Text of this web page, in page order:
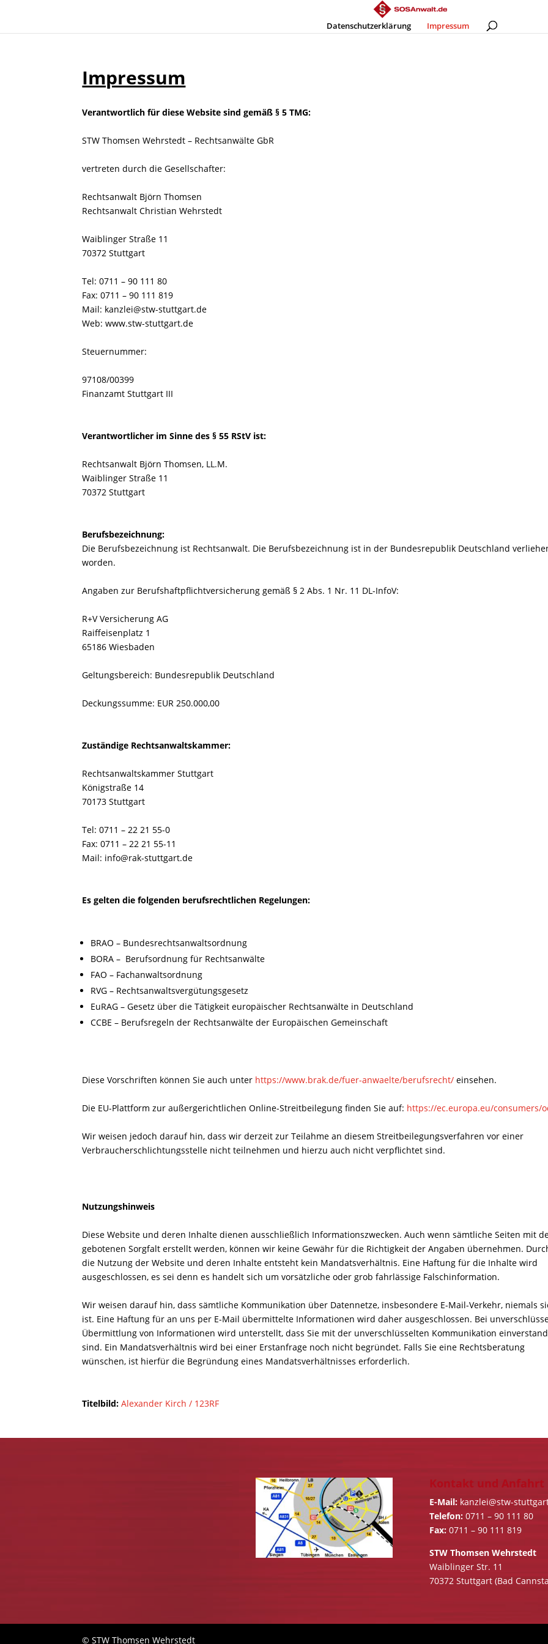
Datenschutzerklärung Impressum
Impressum
Verantwortlich für diese Website sind gemäß § 5 TMG:
STW Thomsen Wehrstedt – Rechtsanwälte GbR
vertreten durch die Gesellschafter:
Rechtsanwalt Björn Thomsen
Rechtsanwalt Christian Wehrstedt
Waiblinger Straße 11
70372 Stuttgart
Tel: 0711 – 90 111 80
Fax: 0711 – 90 111 819
Mail: kanzlei@stw-stuttgart.de
Web: www.stw-stuttgart.de
Steuernummer:
97108/00399
Finanzamt Stuttgart III
Verantwortlicher im Sinne des § 55 RStV ist:
Rechtsanwalt Björn Thomsen, LL.M.
Waiblinger Straße 11
70372 Stuttgart
Berufsbezeichnung:
Die Berufsbezeichnung ist Rechtsanwalt. Die Berufsbezeichnung ist in der Bundesrepublik Deutschland
worden.
Angaben zur Berufshaftpflichtversicherung gemäß § 2 Abs. 1 Nr. 11 DL-InfoV:
R+V Versicherung AG
Raiffeisenplatz 1
65186 Wiesbaden
Geltungsbereich: Bundesrepublik Deutschland
Deckungssumme: EUR 250.000,00
Zuständige Rechtsanwaltskammer:
Rechtsanwaltskammer Stuttgart
Königstraße 14
70173 Stuttgart
Tel: 0711 – 22 21 55-0
Fax: 0711 – 22 21 55-11
Mail: info@rak-stuttgart.de
Es gelten die folgenden berufsrechtlichen Regelungen:
BRAO – Bundesrechtsanwaltsordnung
BORA – Berufsordnung für Rechtsanwälte
FAO – Fachanwaltsordnung
RVG – Rechtsanwaltsvergütungsgesetz
EuRAG – Gesetz über die Tätigkeit europäischer Rechtsanwälte in Deutschland
CCBE – Berufsregeln der Rechtsanwälte der Europäischen Gemeinschaft
Diese Vorschriften können Sie auch unter https://www.brak.de/fuer-anwaelte/berufsrecht/ einsehen.
Die EU-Plattform zur außergerichtlichen Online-Streitbeilegung finden Sie auf: https://ec.europa.eu/consumers/
Wir weisen jedoch darauf hin, dass wir derzeit zur Teilahme an diesem Streitbeilegungsverfahren vor einer
Verbraucherschlichtungsstelle nicht teilnehmen und hierzu auch nicht verpflichtet sind.
Nutzungshinweis
Diese Website und deren Inhalte dienen ausschließlich Informationszwecken. Auch wenn sämtliche Seiten mit
gebotenen Sorgfalt erstellt werden, können wir keine Gewähr für die Richtigkeit der Angaben übernehmen.
die Nutzung der Website und deren Inhalte entsteht kein Mandatsverhältnis. Eine Haftung für die Inhalte wird
ausgeschlossen, es sei denn es handelt sich um vorsätzliche oder grob fahrlässige Falschinformation.
Wir weisen darauf hin, dass sämtliche Kommunikation über Datennetze, insbesondere E-Mail-Verkehr, niemals
ist. Eine Haftung für an uns per E-Mail übermittelte Informationen wird daher ausgeschlossen. Bei
Übermittlung von Informationen wird unterstellt, dass Sie mit der unverschlüsselten Kommunikation
sind. Ein Mandatsverhältnis wird bei einer Erstanfrage noch nicht begründet. Falls Sie eine Rechtsberatung
wünschen, ist hierfür die Begründung eines Mandatsverhältnisses erforderlich.
Titelbild: Alexander Kirch / 123RF
Kontakt und Anfahrt
E-Mail:kanzlei@stw-
Telefon:0711 – 90 111 80
Fax:0711 – 90 111 819
STW Thomsen Wehrstedt
Waiblinger Str. 11
70372 Stuttgart (Bad
© STW Thomsen Wehrstedt